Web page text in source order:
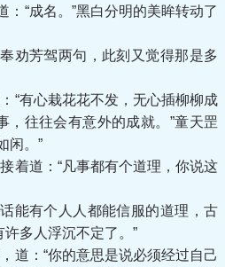
：“成名。”黑白分明的美眸转动了
芳驾两句，此刻又觉得那是多
有心栽花花不发，无心插柳柳成
，往往会有意外的成就。”童天罡
闲。”
道：“凡事都有个道理，你说这
有个人人都能信服的道理，古
多人浮沉不定了。”
：“你的意思是说必须经过自己